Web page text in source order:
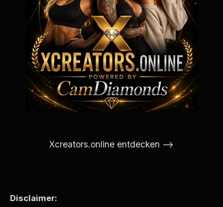
Xcreators.online entdecken -->
Disclaimer: